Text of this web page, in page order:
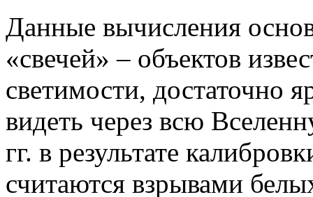
Данные вычисления
«свечей» – объектов
светимости,
видеть через всю
гг. в результате
считаются взрывами